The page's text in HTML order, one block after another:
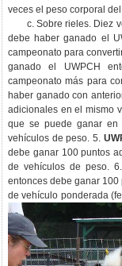
veces el
c. Sobre rieles. Diez
debe haber ganado el
campeonato para
ganado el UWPCH
campeonato más para
haber ganado con
adicionales en el mismo
que se puede ganar en
vehículos de peso. 5.
debe ganar 100 puntos
de vehículos de peso. 6.
entonces debe ganar
de vehículo ponderada